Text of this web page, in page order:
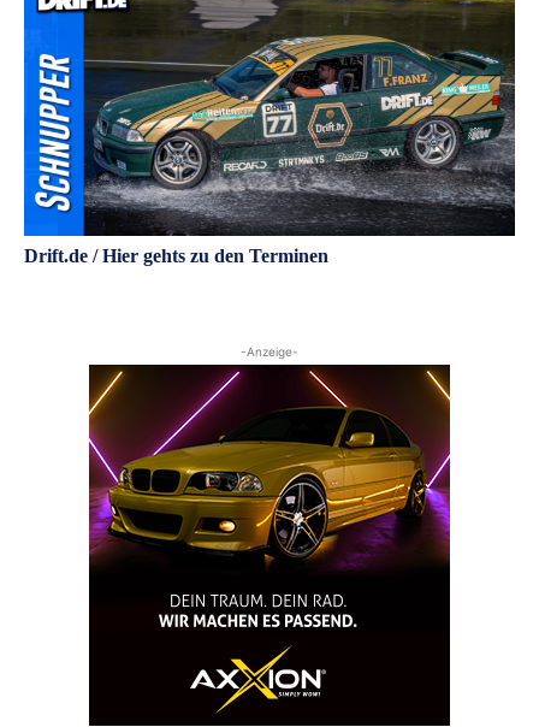
Drift.de / Hier gehts zu den Terminen
-Anzeige-